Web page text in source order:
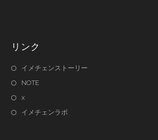
リンク
イメチェンストーリー
NOTE
x
イメチェンラボ